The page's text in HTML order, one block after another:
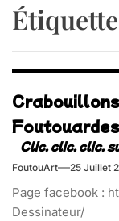
FoutouArt 25 Juillet
Page facebook :
Dessinateur/